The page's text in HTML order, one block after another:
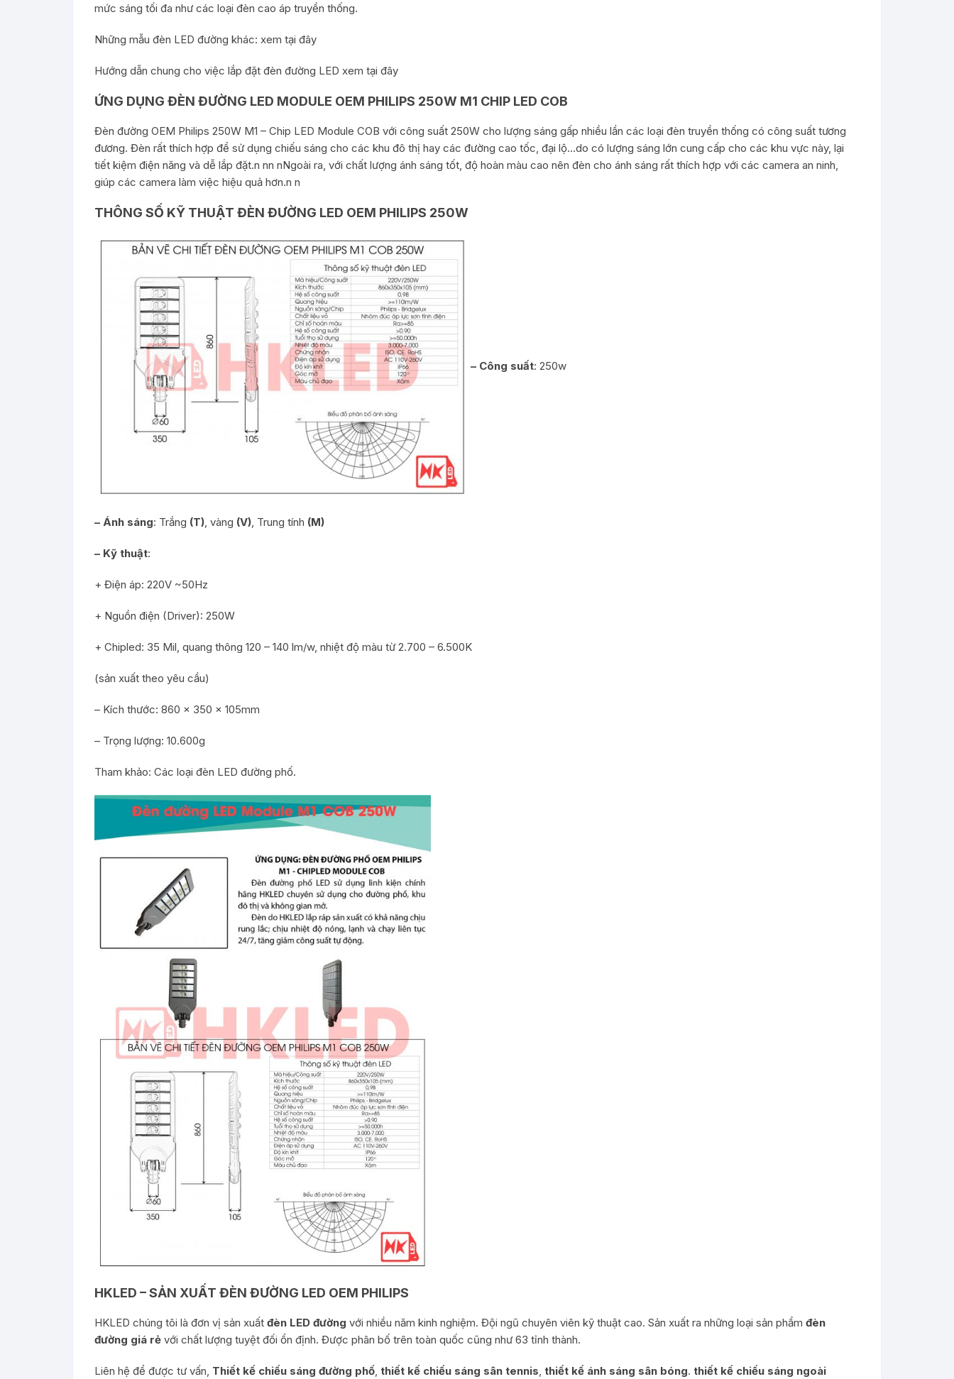
mức sáng tối đa như các loại đèn cao áp truyền thống.
Những mẫu đèn LED đường khác: xem tại đây
Hướng dẫn chung cho việc lắp đặt đèn đường LED xem tại đây
ỨNG DỤNG ĐÈN ĐƯỜNG LED MODULE OEM PHILIPS 250W M1 CHIP LED COB
Đèn đường OEM Philips 250W M1 – Chip LED Module COB với công suất 250W cho lượng sáng gấp nhiều lần các loại đèn truyền thống có công suất tương
đương. Đèn rất thích hợp để sử dụng chiếu sáng cho các khu đô thị hay các đường cao tốc, đại lộ…do có lượng sáng lớn cung cấp cho các khu vực này, lại
tiết kiệm điện năng và dễ lắp đặt.n nn nNgoài ra, với chất lượng ánh sáng tốt, độ hoàn màu cao nên đèn cho ánh sáng rất thích hợp với các camera an ninh,
giúp các camera làm việc hiệu quả hơn.n n
THÔNG SỐ KỸ THUẬT ĐÈN ĐƯỜNG LED OEM PHILIPS 250W
– Công suất: 250w
– Ánh sáng: Trắng (T), vàng (V), Trung tính (M)
– Kỹ thuật:
+ Điện áp: 220V ~50Hz
+ Nguồn điện (Driver): 250W
+ Chipled: 35 Mil, quang thông 120 – 140 lm/w, nhiệt độ màu từ 2.700 – 6.500K
(sản xuất theo yêu cầu)
– Kích thước: 860 x 350 x 105mm
– Trọng lượng: 10.600g
Tham khảo: Các loại đèn LED đường phố.
HKLED – SẢN XUẤT ĐÈN ĐƯỜNG LED OEM PHILIPS
HKLED chúng tôi là đơn vị sản xuất đèn LED đường với nhiều năm kinh nghiệm. Đội ngũ chuyên viên kỹ thuật cao. Sản xuất ra những loại sản phẩm đèn
đường giá rẻ với chất lượng tuyệt đối ổn định. Được phân bố trên toàn quốc cũng như 63 tỉnh thành.
Liên hệ để được tư vấn, Thiết kế chiếu sáng đường phố thiết kế chiếu sáng sân tennis thiết kế ánh sáng sân bóng. thiết kế chiếu sáng ngoài